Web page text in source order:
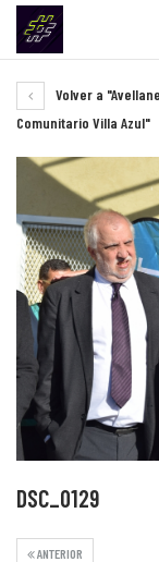
Volver a
Comunitario Villa Azul"
DSC_0129
ANTERIOR